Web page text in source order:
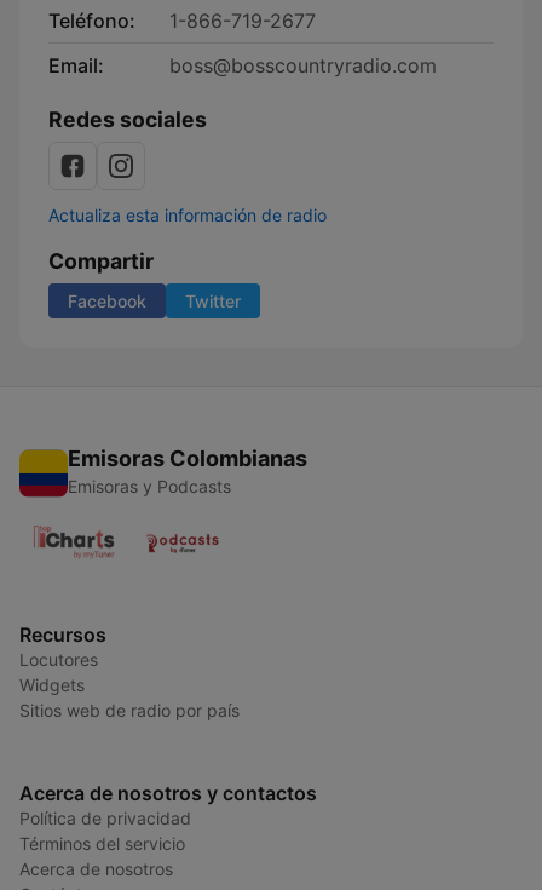
Teléfono:
1-866-719-2677
Email:
boss@bosscountryradio.com
Redes sociales
Actualiza esta información de radio
Compartir
Facebook Twitter
Emisoras Colombianas
Emisoras y Podcasts
Recursos
Locutores
Widgets
Sitios web de radio por país
Acerca de nosotros y contactos
Política de privacidad
Términos del servicio
Acerca de nosotros